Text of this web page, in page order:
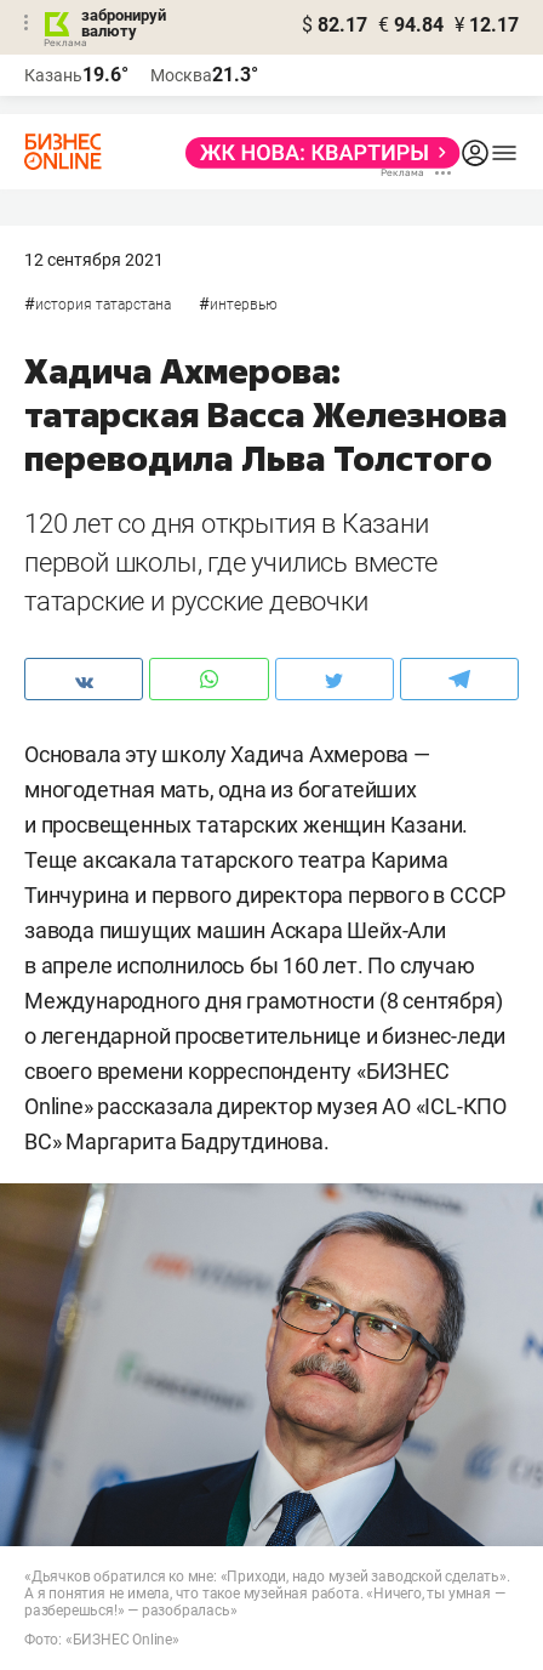
забронируй
валюту
$ 82.17 € 94.84 ¥ 12.17
Казань19.6° Москва21.3°
12 сентября 2021
#история татарстана #интервью
Хадича Ахмерова:
татарская Васса Железнова
переводила Льва Толстого
120 лет со дня открытия в Казани
первой школы, где учились вместе
татарские и русские девочки
Основала эту школу Хадича Ахмерова —
многодетная мать, одна из богатейших
и просвещенных татарских женщин Казани.
Теще аксакала татарского театра Карима
Тинчурина и первого директора первого в СССР
завода пишущих машин Аскара Шейх-Али
в апреле исполнилось бы 160 лет. По случаю
Международного дня грамотности (8 сентября)
о легендарной просветительнице и бизнес-леди
своего времени корреспонденту «БИЗНЕС
Online» рассказала директор музея АО «ICL-КПО
ВС» Маргарита Бадрутдинова.
«Дьячков обратился ко мне: «Приходи, надо музей заводской сделать».
А я понятия не имела, что такое музейная работа. «Ничего, ты умная —
разберешься!» — разобралась»
Фото: «БИЗНЕС Online»